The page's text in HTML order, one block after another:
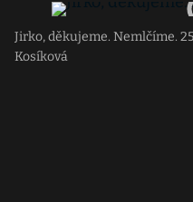
Jirko, děkujeme. Nemlčíme.
Kosíková